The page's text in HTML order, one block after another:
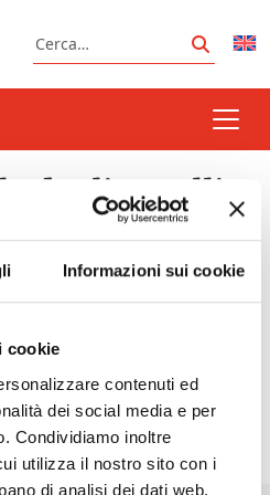
Informazioni sui cookie
cookie
contenuti ed
dei social media e per
Condividiamo inoltre
utilizza il nostro sito con i
di analisi dei dati web,
Cerca
Cerca
degli uccelli
Uccelli | Capannoli
-